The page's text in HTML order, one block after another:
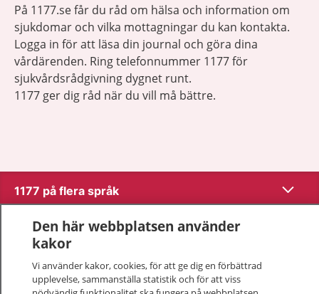
På 1177.se får du råd om hälsa och information om
sjukdomar och vilka mottagningar du kan kontakta.
Logga in för att läsa din journal och göra dina
vårdärenden. Ring telefonnummer 1177 för
sjukvårdsrådgivning dygnet runt.
1177 ger dig råd när du vill må bättre.
1177 på flera språk Visa
Om 1177
Kontakt
Den här webbplatsen använder
kakor
Vi använder kakor, cookies, för att ge dig en förbättrad
upplevelse, sammanställa statistik och för att viss